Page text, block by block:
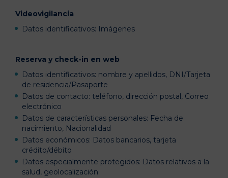
Videovigilancia
Datos identificativos: Imágenes
Reserva y check-in en web
Datos identificativos: nombre y apellidos, DNI/Tarjeta
de residencia/Pasaporte
Datos de contacto: teléfono, dirección postal, Correo
electrónico
Datos de características personales: Fecha de
nacimiento, Nacionalidad
Datos económicos: Datos bancarios, tarjeta
crédito/débito
Datos especialmente protegidos: Datos relativos a la
salud, geolocalización